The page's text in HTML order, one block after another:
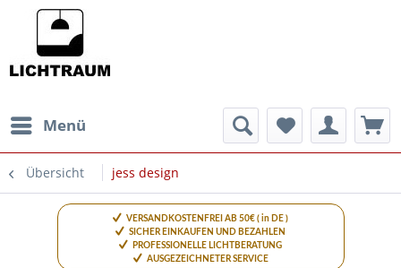
Menü
Übersicht jess design
VERSANDKOSTENFREI AB 50€ ( in DE )
SICHER EINKAUFEN UND BEZAHLEN
PROFESSIONELLE LICHTBERATUNG
AUSGEZEICHNETER SERVICE